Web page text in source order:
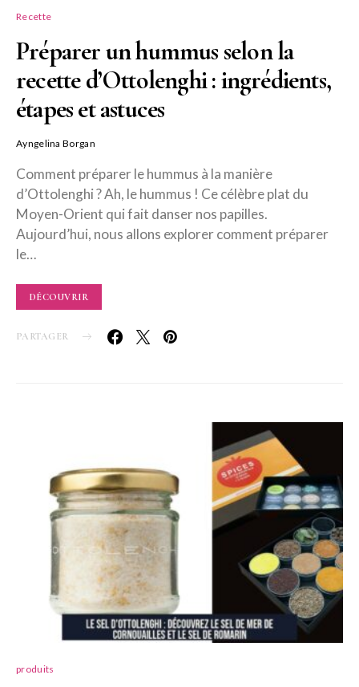
Recette
Préparer un hummus selon la
recette d’Ottolenghi : ingrédients,
étapes et astuces
Ayngelina Borgan
Comment préparer le hummus à la manière
d’Ottolenghi ? Ah, le hummus ! Ce célèbre plat du
Moyen-Orient qui fait danser nos papilles.
Aujourd’hui, nous allons explorer comment préparer
le…
DÉCOUVRIR
PARTAGER
produits